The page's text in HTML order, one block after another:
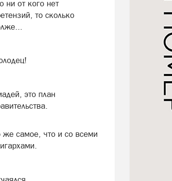
ни от кого нет
то сколько
это план
же самое, что и со всеми